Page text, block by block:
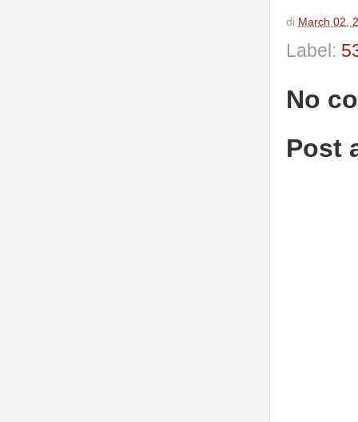
di March 02,
Label:
No
Post